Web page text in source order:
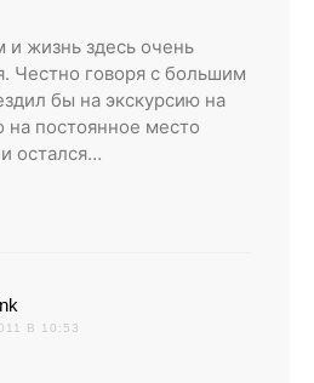
и жизнь здесь очень
Честно говоря с большим
бы на экскурсию на
на постоянное место
остался…
В 10:53